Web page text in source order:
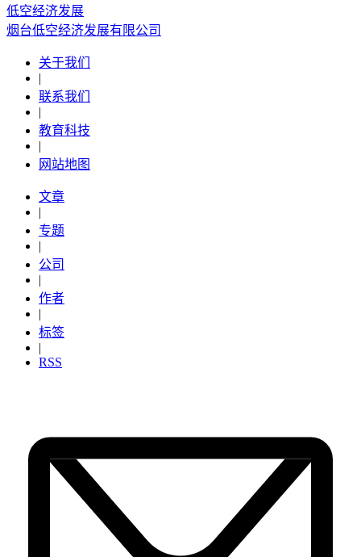
低空经济发展
烟台低空经济发展有限公司
关于我们
|
联系我们
|
教育科技
|
网站地图
文章
|
专题
|
公司
|
作者
|
标签
|
RSS